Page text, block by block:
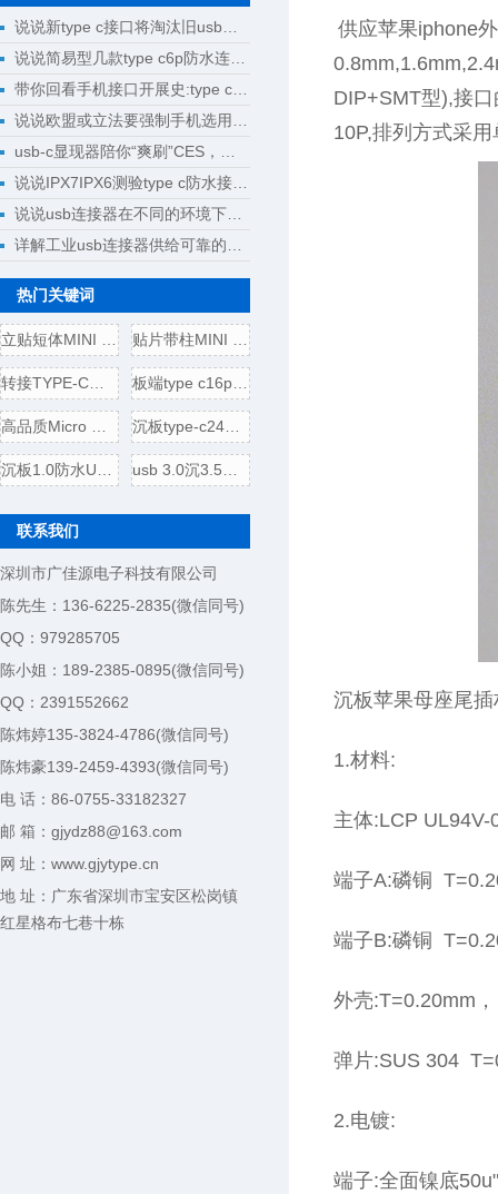
说说新type c接口将淘汰旧usb接口成为回忆
说说简易型几款type c6p防水连接器母座规格尺寸
带你回看手机接口开展史:type c将完成大一统
说说欧盟或立法要强制手机选用type c接口
usb-c显现器陪你“爽刷”CES，明晰解锁新科技
说说IPX7IPX6测验type c防水接口测验计划
说说usb连接器在不同的环境下运用
详解工业usb连接器供给可靠的操作
热门关键词
立贴短体MINI USB 5P母座,带 贴片带柱MINI USB 5P公头/插
转接TYPE-C母头转USB3.0插头 板端type c16p母座,电源引脚
高品质Micro USB 5P B型口母座 沉板type-c24p母座,usb 3.1连接
沉板1.0防水USB 3.1 TYPE-C24 usb 3.0沉3.5壳四脚全贴,直边
联系我们
深圳市广佳源电子科技有限公司
陈先生：136-6225-2835(微信同号)
QQ：979285705
陈小姐：189-2385-0895(微信同号)
QQ：2391552662
陈炜婷135-3824-4786(微信同号)
陈炜豪139-2459-4393(微信同号)
电 话：86-0755-33182327
邮 箱：gjydz88@163.com
网 址：www.gjytype.cn
地 址：广东省深圳市宝安区松岗镇
红星格布七巷十栋
供应苹果iphone
DIP+SMT型),接
10P,排列方式采
沉板苹果母座尾
1.材料:
主体:LCP
端子A:磷铜
端子B:磷铜
外壳:T=0.20mm，
弹片:SUS 304
2.电镀:
端子:全面镍底